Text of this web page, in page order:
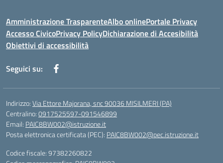
Amministrazione TrasparenteAlbo onlinePortale Privacy
Accesso CivicoPrivacy PolicyDichiarazione di Accesibilità
Obiettivi di accessibilità
Seguici su:
Indirizzo:Via Ettore Majorana, snc 90036 MISILMERI (PA)
Centralino:0917525597-091546899
Email: PAIC8BW002@istruzione.it
Posta elettronica certificata (PEC): PAIC8BW002@pec.istruzione.it
Codice fiscale: 97382260822